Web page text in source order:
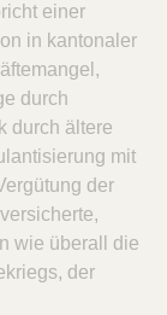
einer
in kantonaler
durch
durch ältere
mit
der
wie überall die
der